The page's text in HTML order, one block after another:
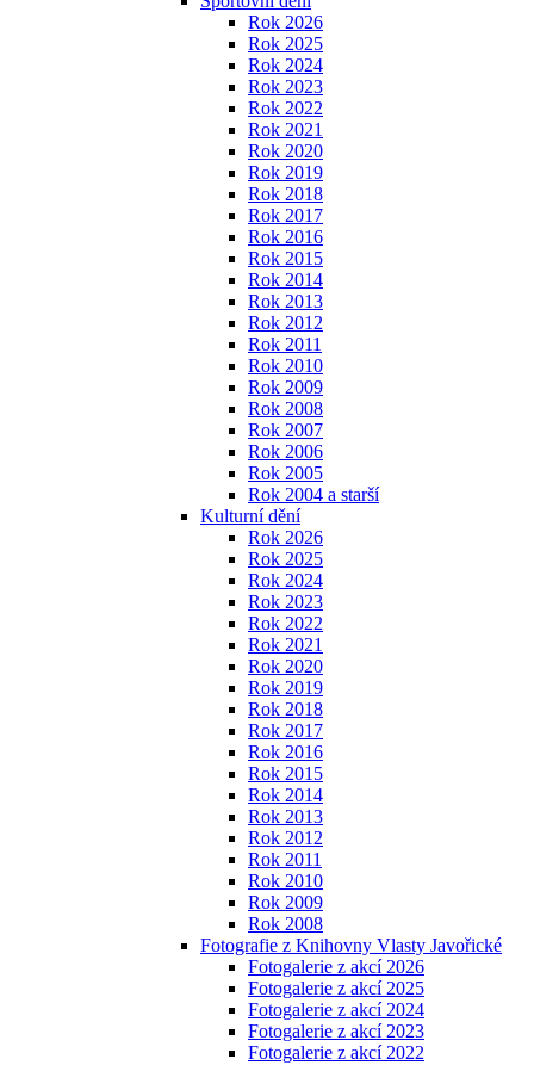
Rok 2026
Rok 2025
Rok 2024
Rok 2023
Rok 2022
Rok 2021
Rok 2020
Rok 2019
Rok 2018
Rok 2017
Rok 2016
Rok 2015
Rok 2014
Rok 2013
Rok 2012
Rok 2011
Rok 2010
Rok 2009
Rok 2008
Rok 2007
Rok 2006
Rok 2005
Rok 2004 a starší
Kulturní dění
Rok 2026
Rok 2025
Rok 2024
Rok 2023
Rok 2022
Rok 2021
Rok 2020
Rok 2019
Rok 2018
Rok 2017
Rok 2016
Rok 2015
Rok 2014
Rok 2013
Rok 2012
Rok 2011
Rok 2010
Rok 2009
Rok 2008
Fotografie z Knihovny Vlasty Javořické
Fotogalerie z akcí 2026
Fotogalerie z akcí 2025
Fotogalerie z akcí 2024
Fotogalerie z akcí 2023
Fotogalerie z akcí 2022